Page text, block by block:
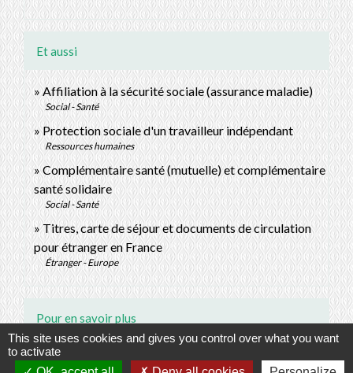
Et aussi
Affiliation à la sécurité sociale (assurance maladie)
Social - Santé
Protection sociale d'un travailleur indépendant
Ressources humaines
Complémentaire santé (mutuelle) et complémentaire
santé solidaire
Social - Santé
Titres, carte de séjour et documents de circulation
pour étranger en France
Étranger - Europe
Pour en savoir plus
Déclarer une grossesseopen_in_new
This site uses cookies and gives you control over what you want
to activate